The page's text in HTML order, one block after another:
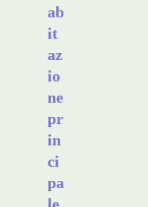
ab
it
az
io
ne
pr
in
ci
pa